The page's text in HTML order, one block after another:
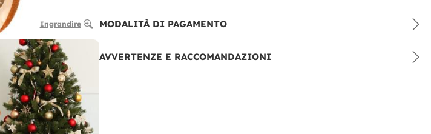
Ingrandire MODALITÀ DI PAGAMENTO
AVVERTENZE E RACCOMANDAZIONI